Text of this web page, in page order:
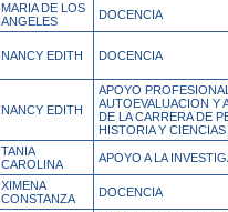
MARIA DE LOS
ANGELES
DOCENCIA
NANCY EDITH DOCENCIA
NANCY EDITH
APOYO
AUTOEVALUACION Y
DE LA CARRERA DE
HISTORIA Y
TANIA
CAROLINA
APOYO A LA
XIMENA
CONSTANZA
DOCENCIA